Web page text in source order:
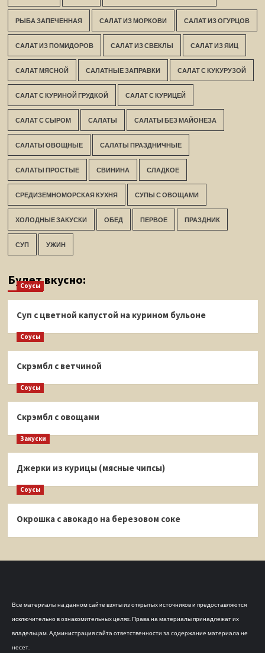
РЫБА ЗАПЕЧЕННАЯ САЛАТ ИЗ МОРКОВИ САЛАТ ИЗ ОГУРЦОВ
САЛАТ ИЗ ПОМИДОРОВ САЛАТ ИЗ СВЕКЛЫ САЛАТ ИЗ ЯИЦ
САЛАТ МЯСНОЙ САЛАТНЫЕ ЗАПРАВКИ САЛАТ С КУКУРУЗОЙ
САЛАТ С КУРИНОЙ ГРУДКОЙ САЛАТ С КУРИЦЕЙ
САЛАТ С СЫРОМ САЛАТЫ САЛАТЫ БЕЗ МАЙОНЕЗА
САЛАТЫ ОВОЩНЫЕ САЛАТЫ ПРАЗДНИЧНЫЕ
САЛАТЫ ПРОСТЫЕ СВИНИНА СЛАДКОЕ
СРЕДИЗЕМНОМОРСКАЯ КУХНЯ СУПЫ С ОВОЩАМИ
ХОЛОДНЫЕ ЗАКУСКИ ОБЕД ПЕРВОЕ ПРАЗДНИК
СУП УЖИН
Будет вкусно:
Соусы
Суп с цветной капустой на курином бульоне
Соусы
Скрэмбл с ветчиной
Соусы
Скрэмбл с овощами
Закуски
Джерки из курицы (мясные чипсы)
Соусы
Окрошка с авокадо на березовом соке
Все материалы на данном сайте взяты из открытых источников и предоставляются
исключительно в ознакомительных целях. Права на материалы принадлежат их
владельцам. Администрация сайта ответственности за содержание материала не
несет.